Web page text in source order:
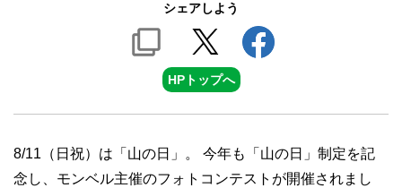
シェアしよう
HPトップへ
8/11（日祝）は「山の日」。 今年も「山の日」制定を記
念し、モンベル主催のフォトコンテストが開催されまし